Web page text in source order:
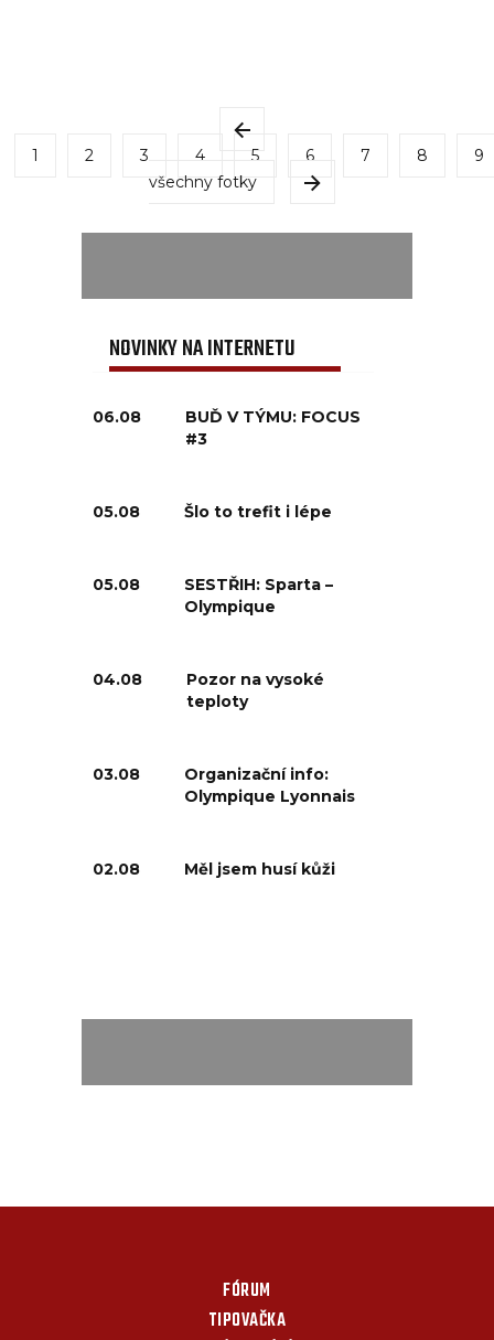
1 2 3 4 5 6 7 8
9
všechny fotky
NOVINKY NA INTERNETU
06.08
BUĎ V TÝMU: FOCUS
#3
05.08 Šlo to trefit i lépe
05.08
SESTŘIH: Sparta –
Olympique
04.08
Pozor na vysoké
teploty
03.08
Organizační info:
Olympique Lyonnais
02.08 Měl jsem husí kůži
FÓRUM
TIPOVAČKA